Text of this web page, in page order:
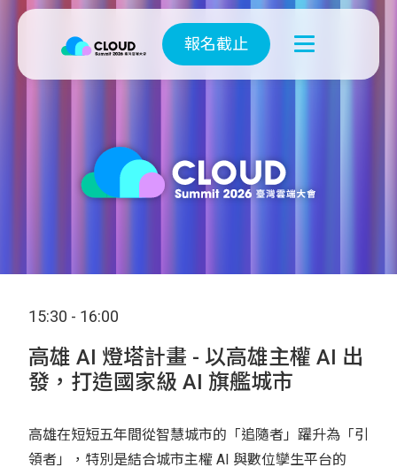
報名截止
15:30 - 16:00
高雄 AI 燈塔計畫 - 以高雄主權 AI 出
發，打造國家級 AI 旗艦城市
高雄在短短五年間從智慧城市的「追隨者」躍升為「引
領者」，特別是結合城市主權 AI 與數位孿生平台的